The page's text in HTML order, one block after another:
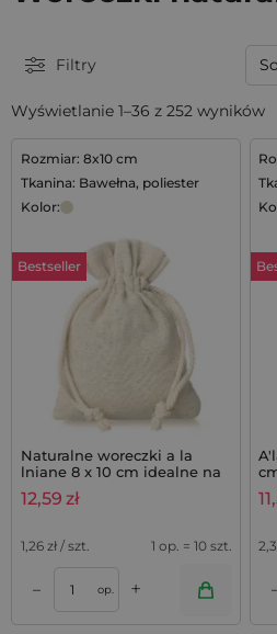
Filtry
Wyświetlanie 1–36 z 252 wyników
Rozmiar: 8x10 cm
Tkanina: Bawełna, poliester
Kolor:
Bestseller
Naturalne woreczki a la
lniane 8 x 10 cm idealne na
lawendę do szafy - 10 szt.
12,59 zł
1,26 zł / szt. 1 op. = 10 szt.
– op. +